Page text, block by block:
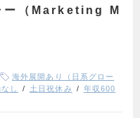
ー（Marketing M
海外展開あり（日系グロー
し 土日祝休み
年収600